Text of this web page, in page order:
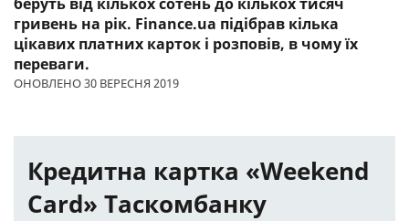
гривень на рік. Finance.ua підібрав кілька
цікавих платних карток і розповів, в чому їх
переваги.
ОНОВЛЕНО 30 ВЕРЕСНЯ 2019
Кредитна картка «Weekend
Card» Таскомбанку